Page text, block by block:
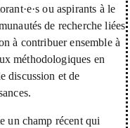
ou aspirants à le
de recherche liées
à contribuer ensemble à
méthodologiques en
discussion et de
un champ récent qui